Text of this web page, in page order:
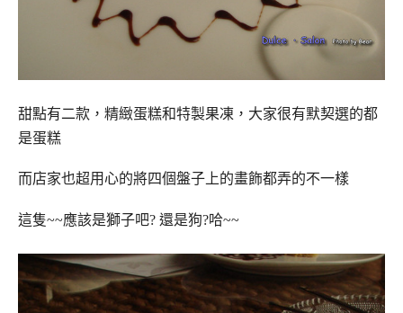
甜點有二款，精緻蛋糕和特製果凍，大家很有默契選的都
是蛋糕
而店家也超用心的將四個盤子上的畫飾都弄的不一樣
這隻~~應該是獅子吧? 還是狗?哈~~